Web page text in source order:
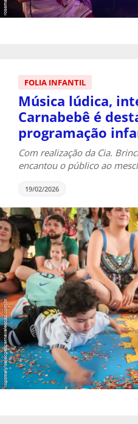
FOLIA INFANTIL
Música lúdica,
Carnabebê é
programação
Com realização da Cia.
encantou o público ao
19/02/2026